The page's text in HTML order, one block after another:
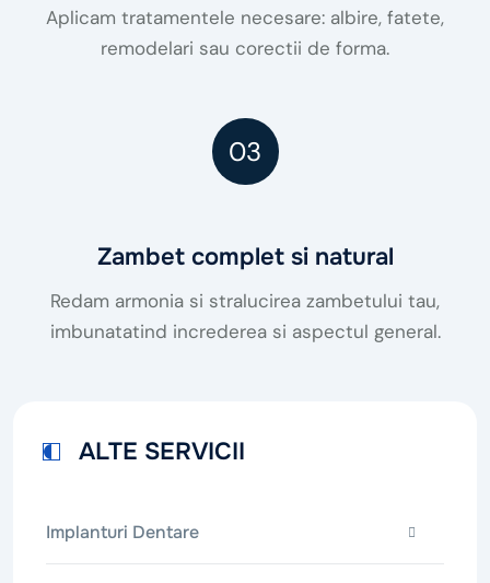
Aplicam tratamentele necesare: albire, fatete,
remodelari sau corectii de forma.
03
Zambet complet si natural
Redam armonia si stralucirea zambetului tau,
imbunatatind increderea si aspectul general.
ALTE SERVICII
Implanturi Dentare